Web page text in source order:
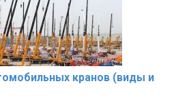
кранов (виды и